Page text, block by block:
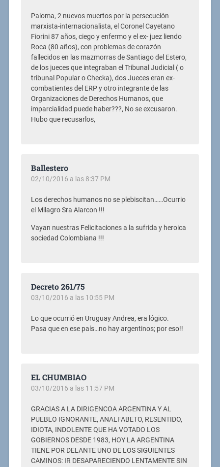
Paloma, 2 nuevos muertos por la persecución
marxista-internacionalista, el Coronel Cayetano
Fiorini 87 años, ciego y enfermo y el ex- juez liendo
Roca (80 años), con problemas de corazón
fallecidos en las mazmorras de Santiago del Estero,
de los jueces que integraban el Tribunal Judicial ( o
tribunal Popular o Checka), dos Jueces eran ex-
combatientes del ERP y otro integrante de las
Organizaciones de Derechos Humanos, que
imparcialidad puede haber???, No se excusaron.
Hubo que recusarlos,
Ballestero
02/10/2016 a las 8:37 PM
Los derechos humanos no se plebiscitan……Ocurrio
el Milagro Sra Alarcon !!!
Vayan nuestras Felicitaciones a la sufrida y heroica
sociedad Colombiana !!!
Decreto 261/75
03/10/2016 a las 10:55 PM
Lo que ocurrió en Uruguay Andrea, era lógico.
Pasa que en ese país…no hay argentinos; por eso!!
EL CHUMBIAO
03/10/2016 a las 11:57 PM
GRACIAS A LA DIRIGENCOA ARGENTINA Y AL
PUEBLO IGNORANTE, ANALFABETO, RESENTIDO,
IDIOTA, INDOLENTE QUE HA VOTADO LOS
GOBIERNOS DESDE 1983, HOY LA ARGENTINA
TIENE POR DELANTE UNO DE LOS SIGUIENTES
CAMINOS: IR DESAPARECIENDO LENTAMENTE SIN